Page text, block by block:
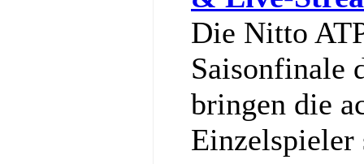
Die Nitto
Saisonfinale
bringen die
Einzelspieler